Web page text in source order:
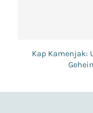
Kap Kamenjak: